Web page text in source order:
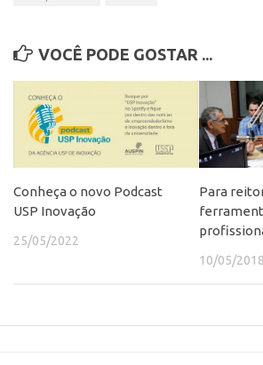
VPI – Vocação para Inovação
Patrimônio Genético
Leis e Normas
Transferência de Tecnologia
Convênios
PIPE/FAPESP
VOCÊ PODE GOSTAR ...
Conheça o novo Podcast
USP Inovação
25/05/2022
Para
10/05/2018